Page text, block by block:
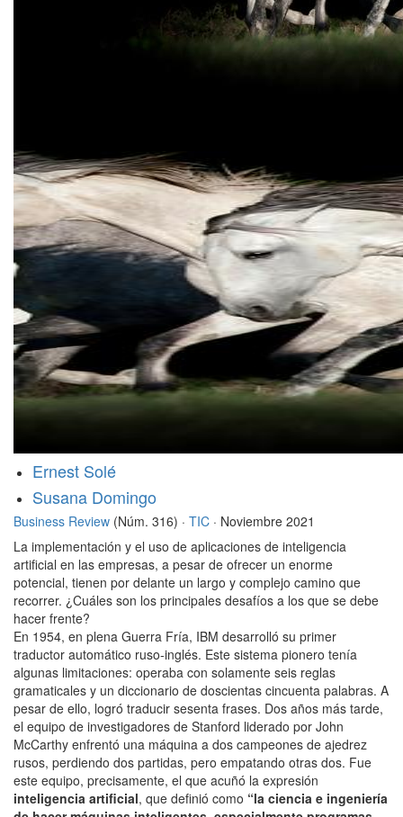
Ernest Solé
Susana Domingo
Business Review (Núm. 316) · TIC · Noviembre 2021
La implementación y el uso de aplicaciones de inteligencia
artificial en las empresas, a pesar de ofrecer un enorme
potencial, tienen por delante un largo y complejo camino que
recorrer. ¿Cuáles son los principales desafíos a los que se debe
hacer frente?
En 1954, en plena Guerra Fría, IBM desarrolló su primer
traductor automático ruso-inglés. Este sistema pionero tenía
algunas limitaciones: operaba con solamente seis reglas
gramaticales y un diccionario de doscientas cincuenta palabras. A
pesar de ello, logró traducir sesenta frases. Dos años más tarde,
el equipo de investigadores de Stanford liderado por John
McCarthy enfrentó una máquina a dos campeones de ajedrez
rusos, perdiendo dos partidas, pero empatando otras dos. Fue
este equipo, precisamente, el que acuñó la expresión
inteligencia artificial, que definió como “la ciencia e ingeniería